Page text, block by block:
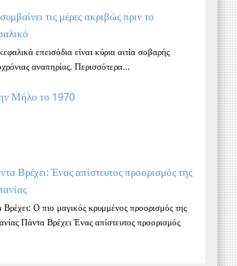
τις μέρες ακριβώς πριν το
επεισόδια είναι κύρια αιτία σοβαρής
αναπηρίας. Περισσότερα...
Μήλο το 1970
Βρέχει: Ένας απίστευτος προορισμός της
Ο πιο μαγικός κρυμμένος προορισμός της
Πάντα Βρέχει Ένας απίστευτος προορισμός